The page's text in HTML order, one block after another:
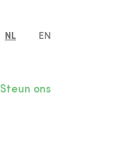
NL EN
Steun ons